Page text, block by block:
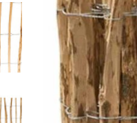
gaasPaardengaas
Rattengaas
Insectengaas